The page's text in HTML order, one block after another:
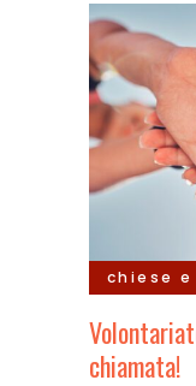
chiese
chiamata!